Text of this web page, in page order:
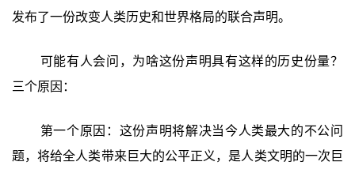
发布了一份改变人类历史和世界格局的联合声明。
可能有人会问，为啥这份声明具有这样的历史份量？
三个原因：
第一个原因：这份声明将解决当今人类最大的不公问
题，将给全人类带来巨大的公平正义，是人类文明的一次巨